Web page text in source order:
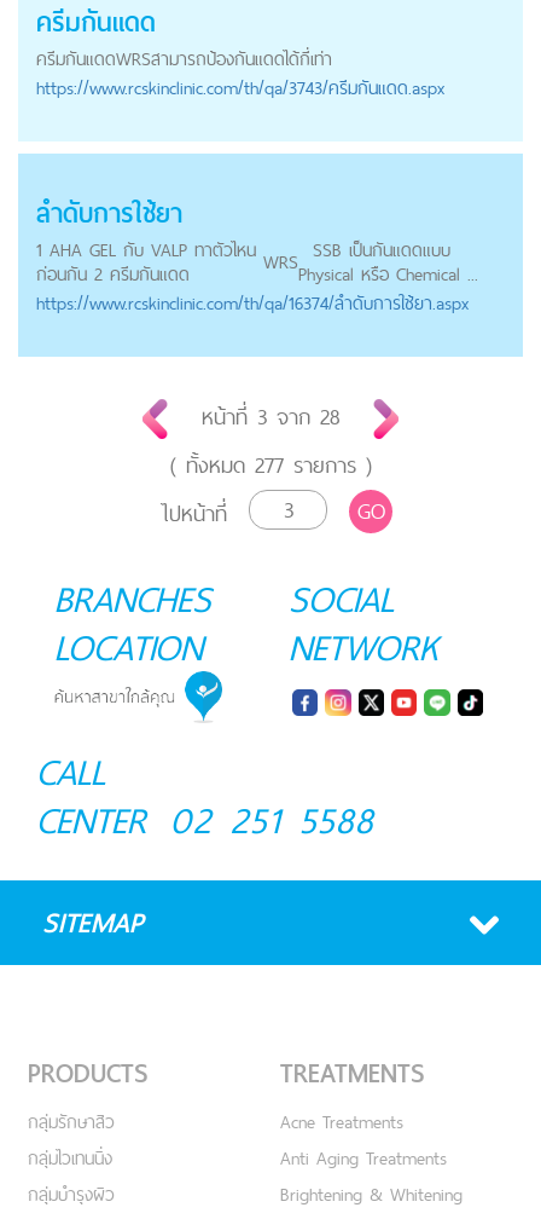
ครีมกันแดด
ครีมกันแดดWRSสามารถป้องกันแดดได้กี่เท่า
https://www.rcskinclinic.com/th/qa/3743/ครีมกันแดด.aspx
ลำดับการใช้ยา
1 AHA GEL กับ VALP ทาตัวไหน
ก่อนกัน 2 ครีมกันแดด
WRS SSB เป็นกันแดดแบบ
Physical หรือ Chemical ...
https://www.rcskinclinic.com/th/qa/16374/ลำดับการใช้ยา.aspx
หน้าที่ 3 จาก 28
( ทั้งหมด 277รายการ )
ไปหน้าที่
GO
BRANCHES
LOCATION
SOCIAL
NETWORK
CALL
CENTER 02 251 5588
SITEMAP
PRODUCTS
กลุ่มรักษาสิว
กลุ่มไวเทนนิ่ง
กลุ่มบำรุงผิว
TREATMENTS
Acne Treatments
Anti Aging Treatments
Brightening & Whitening